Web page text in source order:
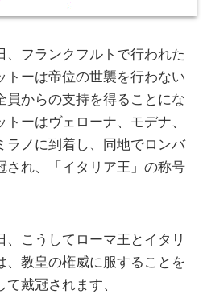
、フランクフルトで行われた
トーは帝位の世襲を行わない
員からの支持を得ることにな
ーはヴェローナ、モデナ、
ラノに到着し、同地でロンバ
され、「イタリア王」の称号
、こうしてローマ王とイタリ
、教皇の権威に服することを
戴冠されます、